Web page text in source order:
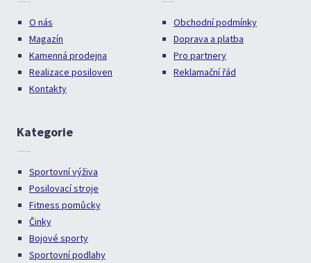
O nás
Magazín
Kamenná prodejna
Realizace posiloven
Kontakty
Obchodní podmínky
Doprava a platba
Pro partnery
Reklamační řád
Kategorie
Sportovní výživa
Posilovací stroje
Fitness pomůcky
Činky
Bojové sporty
Sportovní podlahy